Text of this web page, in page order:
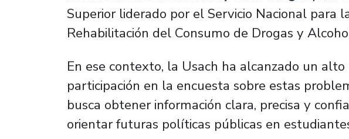
Superior liderado por el Servicio Nacional para
Rehabilitación del Consumo de Drogas y
En ese contexto, la Usach ha alcanzado un
participación en la encuesta sobre estas
busca obtener información clara, precisa y
orientar futuras políticas públicas en